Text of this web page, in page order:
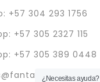
+57 304 293 1756
+57 305 2327 115
+57 305 389 0448
¿Necesitas ayuda?